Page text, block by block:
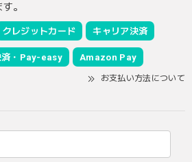
。
クレジットカード キャリア決済
済・Pay-easy Amazon Pay
お支払い方法について